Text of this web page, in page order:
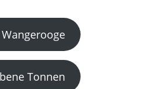
Tonnen